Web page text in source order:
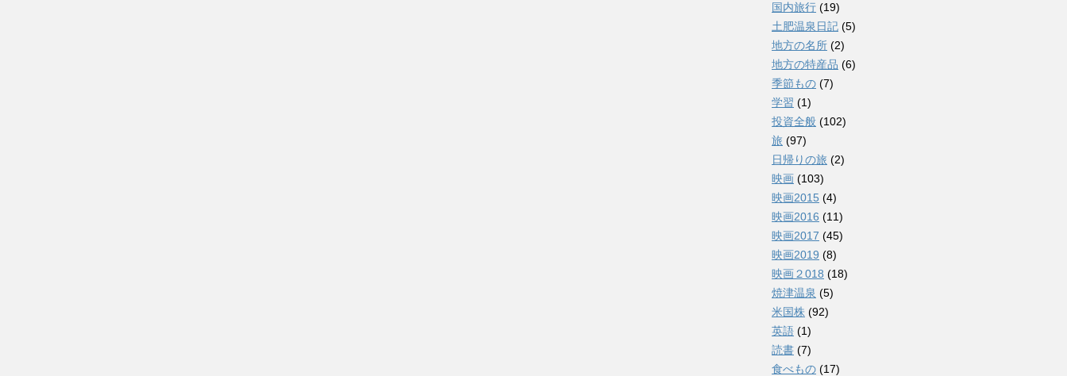
国内旅行 (19)
土肥温泉日記 (5)
地方の名所 (2)
地方の特産品 (6)
季節もの (7)
学習 (1)
投資全般 (102)
旅 (97)
日帰りの旅 (2)
映画 (103)
映画2015 (4)
映画2016 (11)
映画2017 (45)
映画2019 (8)
映画２018 (18)
焼津温泉 (5)
米国株 (92)
英語 (1)
読書 (7)
食べもの (17)